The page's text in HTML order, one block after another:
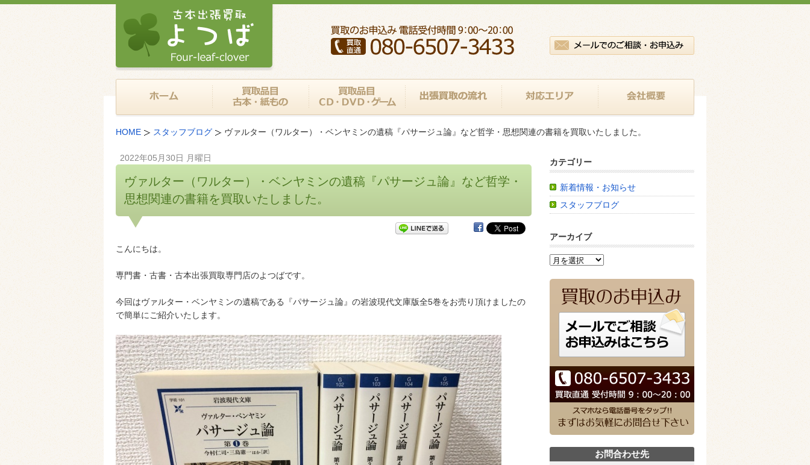
HOME スタッフブログ ヴァルター（ワルター）・ベンヤミンの遺稿『パサージュ論』など哲学・思想関連の書籍を買取いたしました。
2022年05月30日 月曜日
ヴァルター（ワルター）・ベンヤミンの遺稿『パサージュ論』など哲学・
思想関連の書籍を買取いたしました。
こんにちは。
専門書・古書・古本出張買取専門店のよつばです。
今回はヴァルター・ベンヤミンの遺稿である『パサージュ論』の岩波現代文庫版全5巻をお売り頂けましたの
で簡単にご紹介いたします。
カテゴリー
新着情報・お知らせ
スタッフブログ
アーカイブ
お問合わせ先